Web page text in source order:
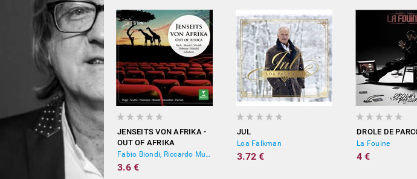
JENSEITS VON AFRIKA -
OUT OF AFRIKA
Fabio Biondi, Riccardo Muti, Yehudi Menuhin
3.6 €
JUL
Loa Falkman
3.72 €
DROLE DE
La Fouine
4 €